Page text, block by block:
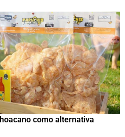
como alternativa